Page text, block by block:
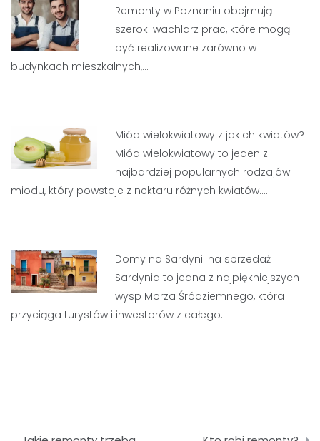
Remonty w Poznaniu obejmują
szeroki wachlarz prac, które mogą
być realizowane zarówno w
budynkach mieszkalnych,…
Miód wielokwiatowy z jakich kwiatów?
Miód wielokwiatowy to jeden z
najbardziej popularnych rodzajów
miodu, który powstaje z nektaru różnych kwiatów.…
Domy na Sardynii na sprzedaż
Sardynia to jedna z najpiękniejszych
wysp Morza Śródziemnego, która
przyciąga turystów i inwestorów z całego…
Nawigacja